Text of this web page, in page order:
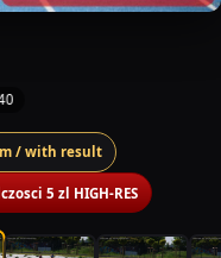
/ with result
5 zl HIGH-RES